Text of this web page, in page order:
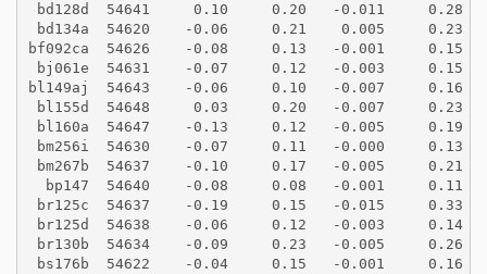
bd128d  54641     0.10     0.20   -0.011     0.28
bd134a  54620    -0.06     0.21    0.005     0.23
bf092ca  54626    -0.08     0.13   -0.001     0.15
bj061e  54631    -0.07     0.12   -0.003     0.15
bl149aj  54643    -0.06     0.10   -0.007     0.16
bl155d  54648     0.03     0.20   -0.007     0.23
bl160a  54647    -0.13     0.12   -0.005     0.19
bm256i  54630    -0.07     0.11   -0.000     0.13
bm267b  54637    -0.10     0.17   -0.005     0.21
  bp147  54640    -0.08     0.08   -0.001     0.11
br125c  54637    -0.19     0.15   -0.015     0.33
br125d  54638    -0.06     0.12   -0.003     0.14
br130b  54634    -0.09     0.23   -0.005     0.26
bs176b  54622    -0.04     0.15   -0.001     0.16